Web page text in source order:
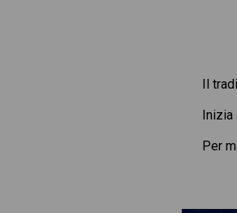
Il
Inizia
Per